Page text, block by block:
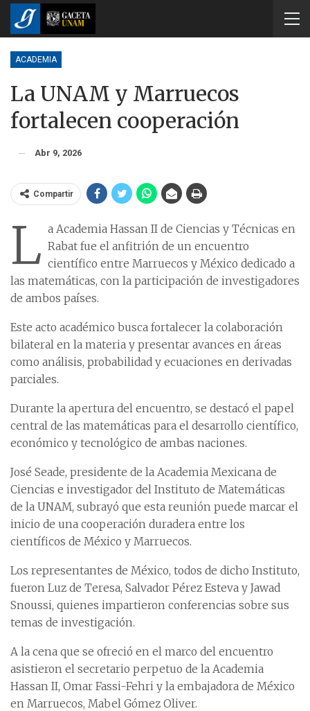
ACADEMIA
La UNAM y Marruecos
fortalecen cooperación
Abr 9, 2026
Compartir
L a Academia Hassan II de Ciencias y Técnicas en
Rabat fue el anfitrión de un encuentro
científico entre Marruecos y México dedicado a
las matemáticas, con la participación de investigadores
de ambos países.
Este acto académico busca fortalecer la colaboración
bilateral en la materia y presentar avances en áreas
como análisis, probabilidad y ecuaciones en derivadas
parciales.
Durante la apertura del encuentro, se destacó el papel
central de las matemáticas para el desarrollo científico,
económico y tecnológico de ambas naciones.
José Seade, presidente de la Academia Mexicana de
Ciencias e investigador del Instituto de Matemáticas
de la UNAM, subrayó que esta reunión puede marcar el
inicio de una cooperación duradera entre los
científicos de México y Marruecos.
Los representantes de México, todos de dicho Instituto,
fueron Luz de Teresa, Salvador Pérez Esteva y Jawad
Snoussi, quienes impartieron conferencias sobre sus
temas de investigación.
A la cena que se ofreció en el marco del encuentro
asistieron el secretario perpetuo de la Academia
Hassan II, Omar Fassi-Fehri y la embajadora de México
en Marruecos, Mabel Gómez Oliver.